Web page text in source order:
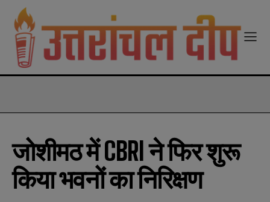
जोशीमठ में CBRI ने फिर शुरू
किया भवनों का निरिक्षण